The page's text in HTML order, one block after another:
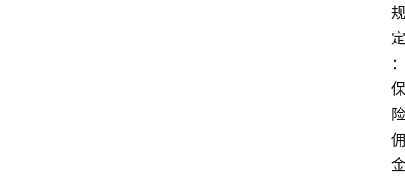
规
定
：
保
险
佣
金